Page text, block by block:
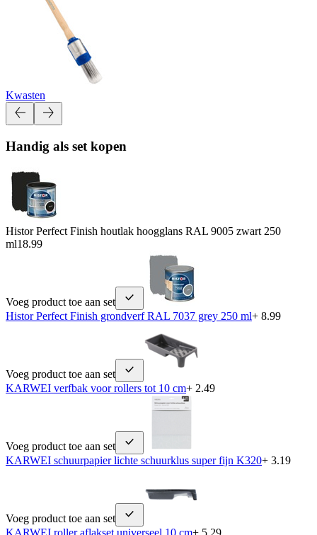
Kwasten
Handig als set kopen
Histor Perfect Finish houtlak hoogglans RAL 9005 zwart 250
ml18.99
Voeg product toe aan set
Histor Perfect Finish grondverf RAL 7037 grey 250 ml+ 8.99
Voeg product toe aan set
KARWEI verfbak voor rollers tot 10 cm+ 2.49
Voeg product toe aan set
KARWEI schuurpapier lichte schuurklus super fijn K320+ 3.19
Voeg product toe aan set